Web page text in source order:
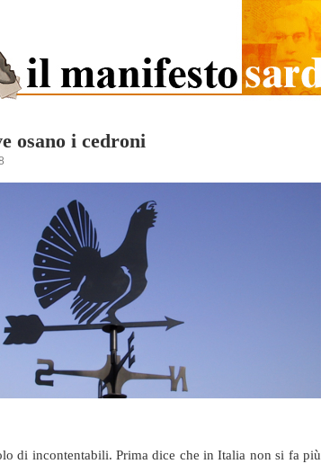
osano i cedroni
di incontentabili. Prima dice che in Italia non si fa più